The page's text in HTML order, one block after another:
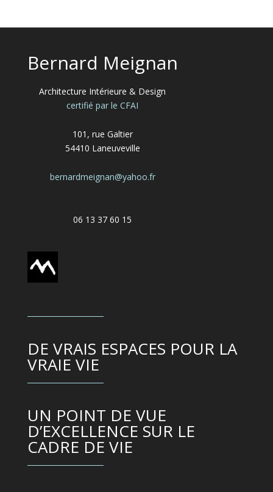
Bernard Meignan
Architecture Intérieure & Design
certifié par le CFAI
101, rue Galtier
54410 Laneuveville
bernardmeignan@yahoo.fr
06 13 37 60 15
DE VRAIS ESPACES POUR LA
VRAIE VIE
UN POINT DE VUE
D’EXCELLENCE SUR LE
CADRE DE VIE